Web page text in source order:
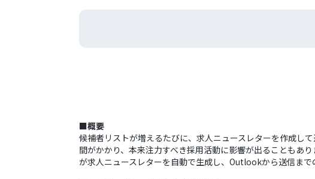
■概要
候補者リストが増えるたびに、求人ニュースレターを作成し
間がかかり、本来注力すべき採用活動に影響が出ることもあ
が求人ニュースレターを自動で生成し、Outlookから送信まで